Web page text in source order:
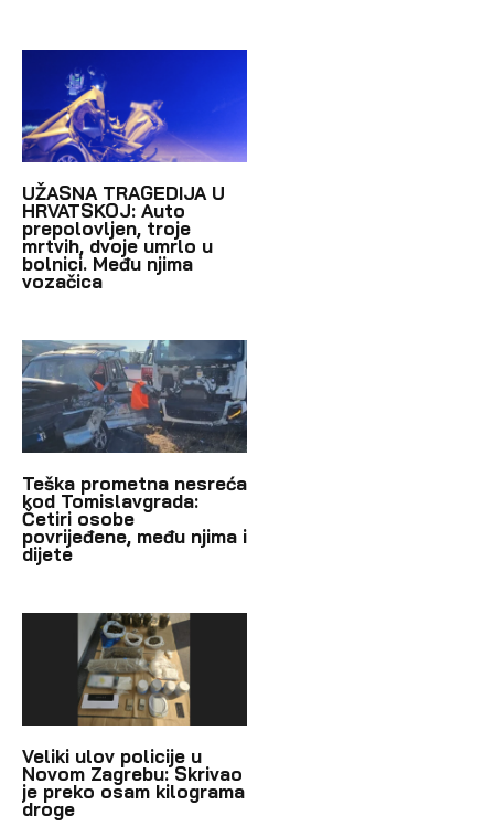
UŽASNA TRAGEDIJA U
HRVATSKOJ: Auto
prepolovljen, troje
mrtvih, dvoje umrlo u
bolnici. Među njima
vozačica
Teška prometna nesreća
kod Tomislavgrada:
Četiri osobe
povrijeđene, među njima i
dijete
Veliki ulov policije u
Novom Zagrebu: Skrivao
je preko osam kilograma
droge